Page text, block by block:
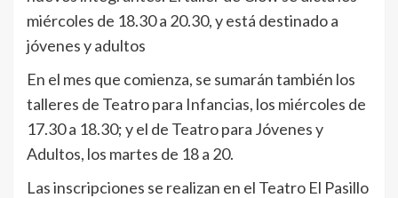
miércoles de 18.30 a 20.30, y está destinado a
jóvenes y adultos
En el mes que comienza, se sumarán también los
talleres de Teatro para Infancias, los miércoles de
17.30 a 18.30; y el de Teatro para Jóvenes y
Adultos, los martes de 18 a 20.
Las inscripciones se realizan en el Teatro El Pasillo